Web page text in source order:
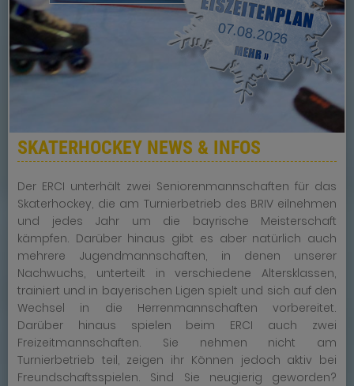
07.08.2026
SKATERHOCKEY NEWS & INFOS
Der ERCI unterhält zwei Seniorenmannschaften für das
Skaterhockey, die am Turnierbetrieb des BRIV eilnehmen
und jedes Jahr um die bayrische Meisterschaft
kämpfen. Darüber hinaus gibt es aber natürlich auch
mehrere Jugendmannschaften, in denen unserer
Nachwuchs, unterteilt in verschiedene Altersklassen,
trainiert und in bayerischen Ligen spielt und sich auf den
Wechsel in die Herrenmannschaften vorbereitet.
Darüber hinaus spielen beim ERCI auch zwei
Freizeitmannschaften. Sie nehmen nicht am
Turnierbetrieb teil, zeigen ihr Können jedoch aktiv bei
Freundschaftsspielen. Sind Sie neugierig geworden?